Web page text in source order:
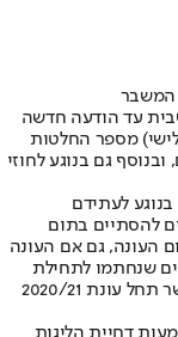
המשבר
עד הודעה חדשה
מספר החלטות
גם בנוגע לחוזי
לעתידם
להסתיים בתום
העונה, גם אם העונה
בנוסף, גם חוזים שנחתמו לתחילת
העונה הבאה, יכנסו לתוקפם לא ביולי אלא רק כאשר תחל עונת 2020/21